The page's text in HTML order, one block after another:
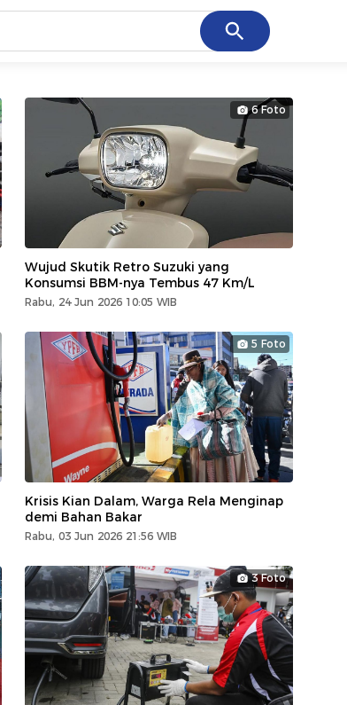
Cancel
6 Foto
Wujud Skutik Retro Suzuki yang
Konsumsi BBM-nya Tembus 47 Km/L
Rabu, 24 Jun 2026 10:05 WIB
5 Foto
Krisis Kian Dalam, Warga Rela Menginap
demi Bahan Bakar
Rabu, 03 Jun 2026 21:56 WIB
3 Foto